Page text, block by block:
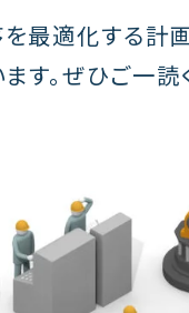
最適化する計
す。ぜひご一読